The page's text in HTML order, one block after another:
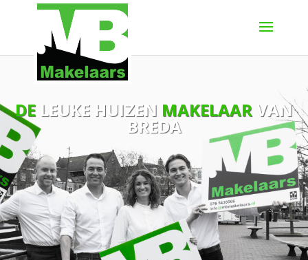
DE LEUKE HUIZEN MAKELAAR VAN
BREDA